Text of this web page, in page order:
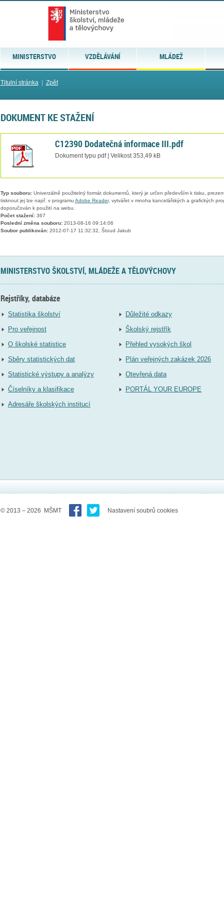
MINISTERSTVO VZDĚLÁVÁNÍ MLÁDEŽ
Titulní stránka| Zpět
DOKUMENT KE STAŽENÍ
C12390 Dodatečná informace III.pdf
Dokument typu pdf | Velikost 353,49 kB
Typ souboru:Univerzálně použitelný formát dokumentů, který je určen především k tisku,
tisknout jej lze např. v programu Adobe Reader, vytvářet v mnoha kancelářských a grafických
doporučován k použití na webu.
Počet stažení:367
Poslední změna souboru:2013-08-16 09:14:06
Soubor publikován:2012-07-17 11:32:32, Štoud Jakub
MINISTERSTVO ŠKOLSTVÍ, MLÁDEŽE A TĚLOVÝCHOVY
Rejstříky, databáze
Statistika školství
Pro veřejnost
O školské statistice
Sběry statistických dat
Statistické výstupy a analýzy
Číselníky a klasifikace
Adresáře školských institucí
Důležité odkazy
Školský rejstřík
Přehled vysokých škol
Plán veřejných zakázek 2026
Otevřená data
PORTÁL YOUR EUROPE
© 2013 – 2026 MŠMT Nastavení soubrů cookies